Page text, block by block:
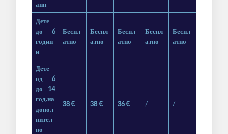
апп
Дете
до 6
годин
и
Беспл
атно
Беспл
атно
Беспл
атно
Беспл
атно
Беспл
атно
Дете
од 6
до 14
год.на
допол
нител
но
38€ 38 € 36€ / /